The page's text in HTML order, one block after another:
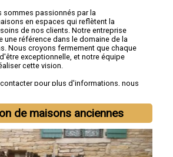
sommes passionnés par la
en espaces qui reflètent la
de nos clients. Notre entreprise
une référence dans le domaine de la
Nous croyons fermement que chaque
exceptionnelle, et notre équipe
cette vision.
pour plus d'informations, nous
dans les villes suivantes :Nevers,
,Varennes-Vauzelles,Decize,La Charité-
,Clamecy,Imphy,Garchizy, La
de maisons anciennes